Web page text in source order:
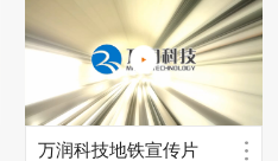
万润科技地铁宣传片